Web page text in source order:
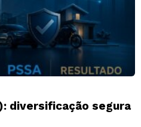
diversificação segura